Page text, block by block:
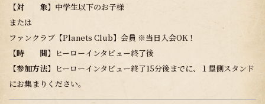
【対 象】 中学生以下のお子様
または
ファンクラブ【Planets Club】会員 ※当日入会OK！
【時 間】 ヒーローインタビュー終了後
【参加方法】 ヒーローインタビュー終了15分後までに、１塁側スタンド
にお集まりください。